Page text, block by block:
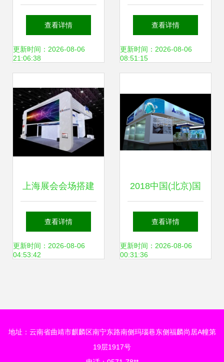
节携手原创设计焕
新登场2019多场顶
查看详情
更新时间：2026-08-06
21:06:38
成都展览搭建商以
自营工厂重塑展台
查看详情
更新时间：2026-08-06
08:51:15
上海展会会场搭建
专业会展服务的全
方位解析
查看详情
更新时间：2026-08-06
04:53:42
2018中国(北京)国
际文具博览会暨文
教用品及办公设备
查看详情
更新时间：2026-08-06
00:31:36
地址：云南省曲靖市麒麟区南宁东路南侧玛瑙巷东侧福麟尚居A幢第
19层1917号